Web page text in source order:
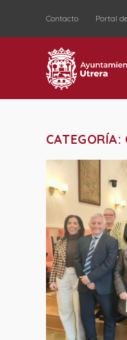
Contacto Portal
CATEGORÍA: